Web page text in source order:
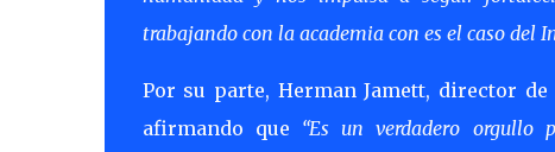
trabajando con la academia con es el caso del
Por su parte, Herman Jamett, director
afirmando que “Es un verdadero orgullo